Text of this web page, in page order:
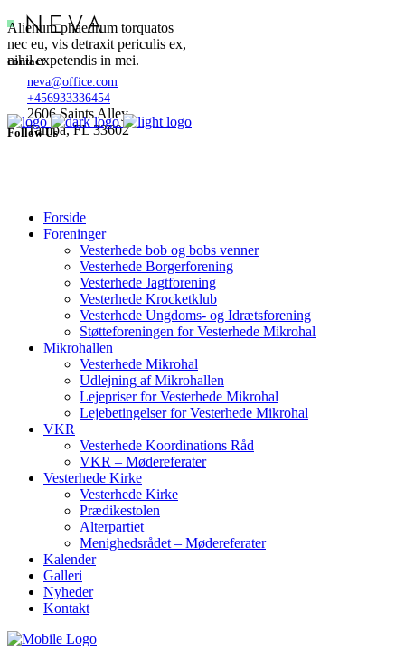
Alienum phaedrum torquatos
nec eu, vis detraxit periculis ex,
nihil expetendis in mei.
contact
neva@office.com
+456933336454
2606 Saints Alley
Tampa, FL 33602
Follow Us
Forside
Foreninger
Vesterhede bob og bobs venner
Vesterhede Borgerforening
Vesterhede Jagtforening
Vesterhede Krocketklub
Vesterhede Ungdoms- og Idrætsforening
Støtteforeningen for Vesterhede Mikrohal
Mikrohallen
Vesterhede Mikrohal
Udlejning af Mikrohallen
Lejepriser for Vesterhede Mikrohal
Lejebetingelser for Vesterhede Mikrohal
VKR
Vesterhede Koordinations Råd
VKR – Mødereferater
Vesterhede Kirke
Vesterhede Kirke
Prædikestolen
Alterpartiet
Menighedsrådet – Mødereferater
Kalender
Galleri
Nyheder
Kontakt